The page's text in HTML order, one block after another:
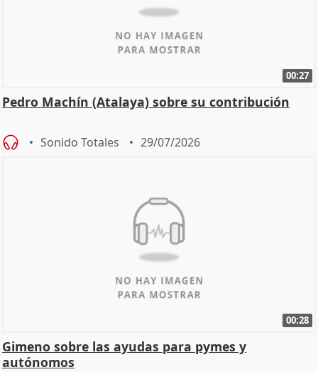
00:27
Pedro Machín (Atalaya) sobre su contribución
Sonido Totales 29/07/2026
00:28
Gimeno sobre las ayudas para pymes y
autónomos